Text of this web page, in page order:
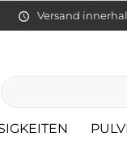
Versand